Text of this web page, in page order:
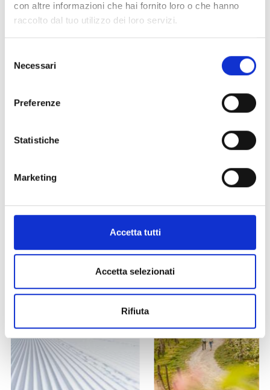
con altre informazioni che hai fornito loro o che hanno
raccolto dal tuo utilizzo dei loro servizi.
delNecessari
Preferenze
Statistiche
Marketing
Accetta tutti
Accetta selezionati
Rifiuta
IL CONTENUTO VI È STATO UTILE?
Sì
Altri link interessanti